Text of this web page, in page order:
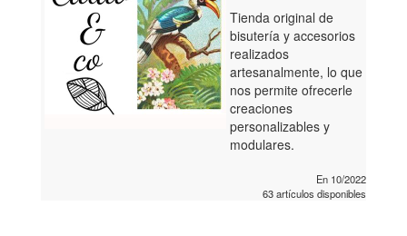
Tienda original de
bisutería y accesorios
realizados
artesanalmente, lo que
nos permite ofrecerle
creaciones
personalizables y
modulares.
En 10/2022
63 artículos disponibles